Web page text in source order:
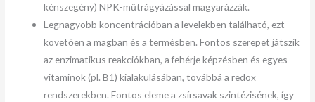
kénszegény) NPK-műtrágyázással magyarázzák.
Legnagyobb koncentrációban a levelekben található, ezt
követően a magban és a termésben. Fontos szerepet játszik
az enzimatikus reakciókban, a fehérje képzésben és egyes
vitaminok (pl. B1) kialakulásában, továbbá a redox
rendszerekben. Fontos eleme a zsírsavak szintézisének, így